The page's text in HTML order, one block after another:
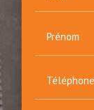
Prénom